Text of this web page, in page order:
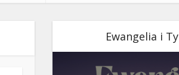
Ewangelia i Ty